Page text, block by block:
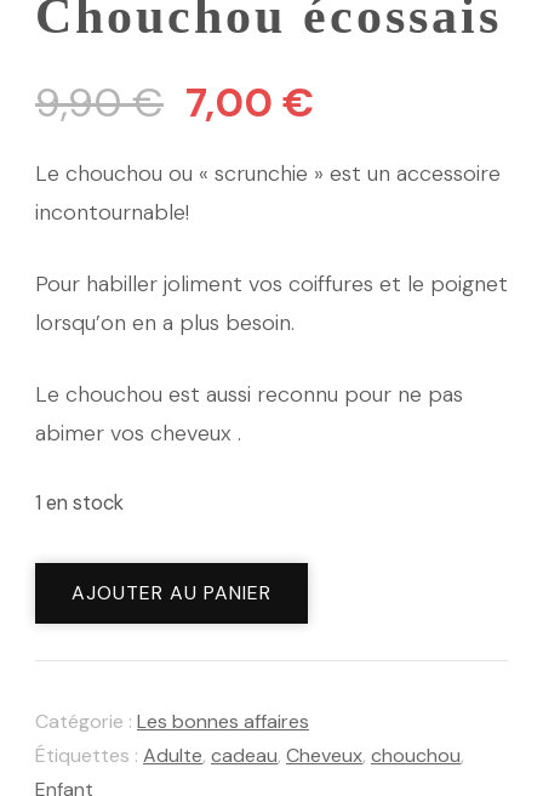
Chouchou écossais
9,90€ Le
initial
9,90 €.
7,00 €
Le chouchou ou « scrunchie » est un accessoire
incontournable!
Pour habiller joliment vos coiffures et le poignet
lorsqu’on en a plus besoin.
Le chouchou est aussi reconnu pour ne pas
abimer vos cheveux .
1 en stock
quantité
AJOUTER AU PANIER
Catégorie : Les bonnes affaires
Étiquettes : Adulte, cadeau, Cheveux, chouchou,
Enfant